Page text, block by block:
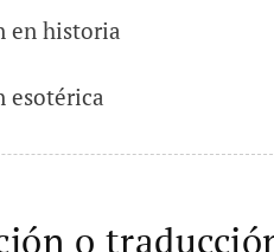
en historia
esotérica
o